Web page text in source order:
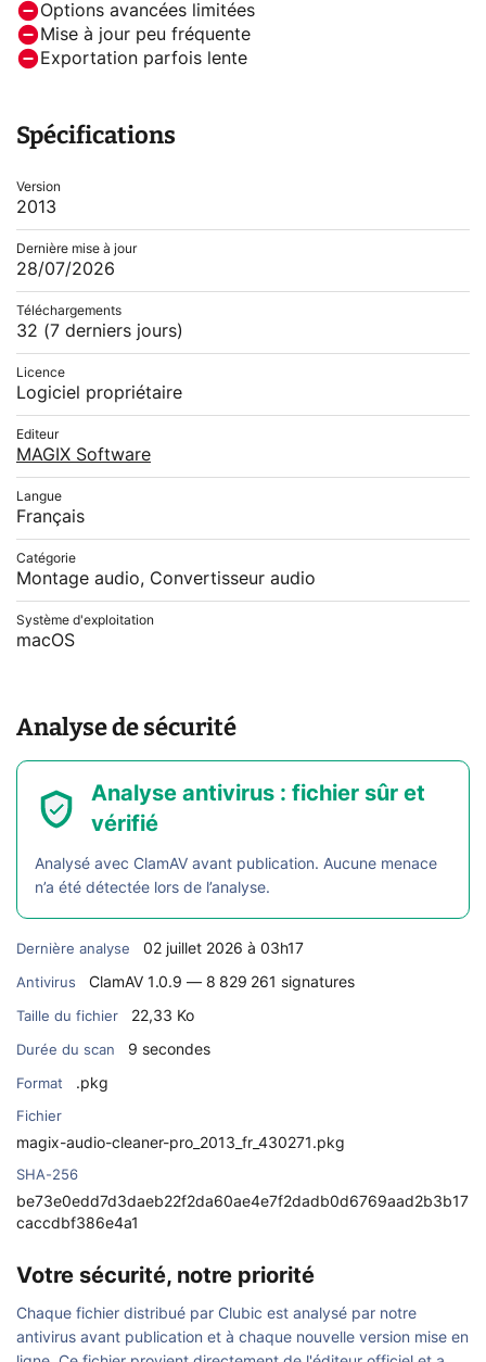
Options avancées limitées
Mise à jour peu fréquente
Exportation parfois lente
Spécifications
Version
2013
Dernière mise à jour
28/07/2026
Téléchargements
32 (7 derniers jours)
Licence
Logiciel propriétaire
Editeur
MAGIX Software
Langue
Français
Catégorie
Montage audio, Convertisseur audio
Système d'exploitation
macOS
Analyse de sécurité
Analyse antivirus : fichier sûr et
vérifié
Analysé avec ClamAV avant publication. Aucune menace
n’a été détectée lors de l’analyse.
Dernière analyse 02 juillet 2026 à 03h17
Antivirus ClamAV 1.0.9 — 8 829 261 signatures
Taille du fichier 22,33 Ko
Durée du scan 9 secondes
Format .pkg
Fichier
magix-audio-cleaner-pro_2013_fr_430271.pkg
SHA-256
be73e0edd7d3daeb22f2da60ae4e7f2dadb0d6769aad2b3b17
caccdbf386e4a1
Votre sécurité, notre priorité
Chaque fichier distribué par Clubic est analysé par notre
antivirus avant publication et à chaque nouvelle version mise en